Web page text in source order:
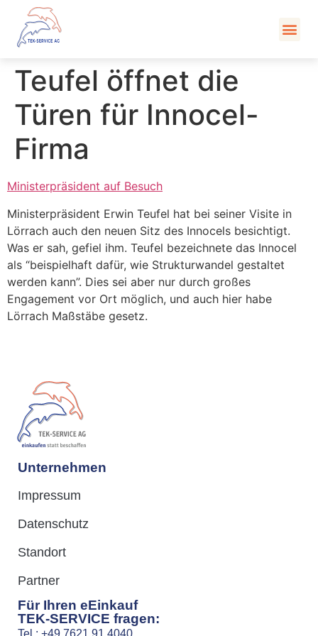
Teufel öffnet die
Türen für Innocel-
Firma
Ministerpräsident auf Besuch
Ministerpräsident Erwin Teufel hat bei seiner Visite in
Lörrach auch den neuen Sitz des Innocels besichtigt.
Was er sah, gefiel ihm. Teufel bezeichnete das Innocel
als “beispielhaft dafür, wie Strukturwandel gestaltet
werden kann”. Dies sei aber nur durch großes
Engagement vor Ort möglich, und auch hier habe
Lörrach Maßstäbe gesetz.
Unternehmen
Impressum
Datenschutz
Standort
Partner
Für Ihren eEinkauf
TEK-SERVICE fragen: